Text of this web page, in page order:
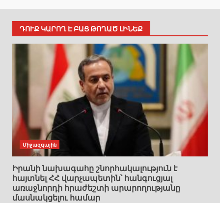
ԴՈՒՔ ԿԱՐՈՂ Է ԲԱՑ ԹՈՂԱԾ ԼԻՆԵՔ
Միջազգային
Իրանի նախագահը շնորհակալություն է
հայտնել ՀՀ վարչապետին՝ հանգուցյալ
առաջնորդի հրաժեշտի արարողությանը
մասնակցելու համար